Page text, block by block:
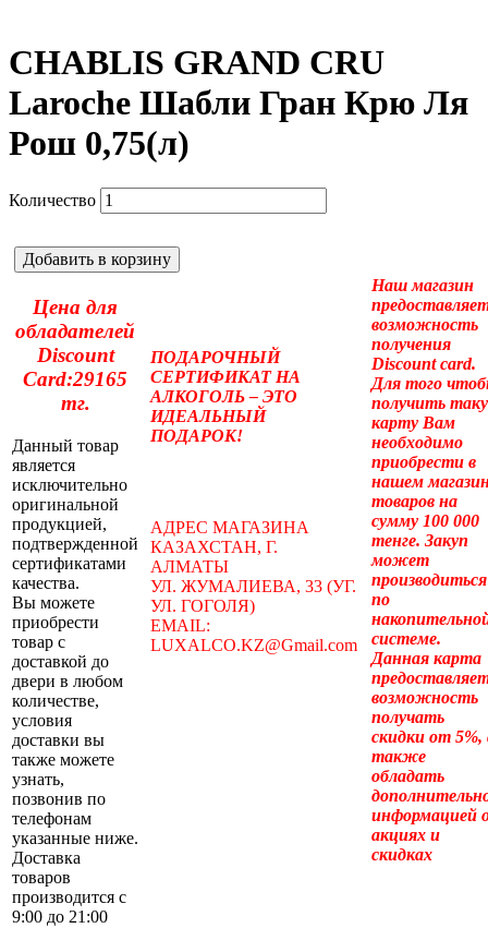
CHABLIS GRAND CRU
Laroche Шабли Гран Крю Ля
Рош 0,75(л)
Количество
Добавить в корзину
Цена для
обладателей
Discount
Card:29165
тг.
Данный товар
является
исключительно
оригинальной
продукцией,
подтвержденной
сертификатами
качества.
Вы можете
приобрести
товар с
доставкой до
двери в любом
количестве,
условия
доставки вы
также можете
узнать,
позвонив по
телефонам
указанные ниже.
Доставка
товаров
производится с
9:00 до 21:00
ПОДАРОЧНЫЙ
СЕРТИФИКАТ НА
АЛКОГОЛЬ – ЭТО
ИДЕАЛЬНЫЙ
ПОДАРОК!
АДРЕС МАГАЗИНА
КАЗАХСТАН, Г.
АЛМАТЫ
УЛ. ЖУМАЛИЕВА, 33 (УГ.
УЛ. ГОГОЛЯ)
EMAIL:
LUXALCO.KZ@Gmail.com
Наш магазин
возможность
получения
Discount card.
Для того
получить
карту Вам
необходимо
приобрести в
нашем
товаров на
сумму 100 000
тенге. Закуп
может
производиться
по
системе.
Данная карта
возможность
получать
скидки от 5%,
также
обладать
информацией
акциях и
скидках